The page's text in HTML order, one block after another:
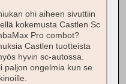
ohi aiheen sivuttiin
kokemusta Castlen Sc
Pro combot?
Castlen tuotteista
hyvin sc-autossa.
paljon ongelmia kun se